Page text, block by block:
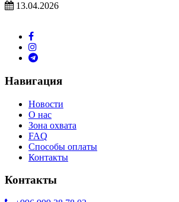
13.04.2026
Навигация
Новости
О нас
Зона охвата
FAQ
Способы оплаты
Контакты
Контакты